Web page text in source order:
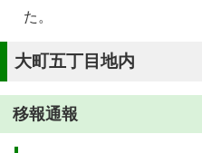
た。
大町五丁目地内
移報通報